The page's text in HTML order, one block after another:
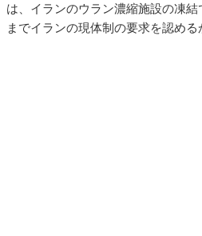
は、イランのウラン濃縮施設の凍結
までイランの現体制の要求を認める